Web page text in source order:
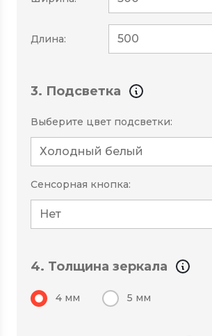
Длина:
3. Подсветка
Выберите цвет подсветки:
Сенсорная кнопка:
4. Толщина зеркала
4 мм 5 мм